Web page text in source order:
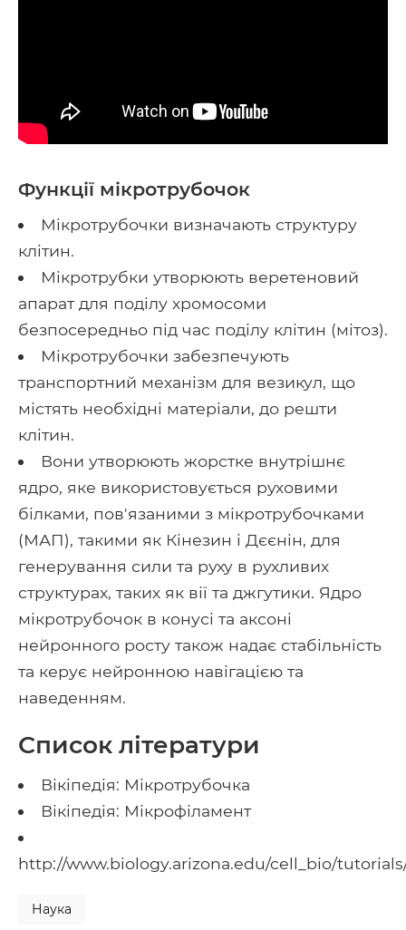
Функції мікротрубочок
Мікротрубочки визначають структуру
клітин.
Мікротрубки утворюють веретеновий
апарат для поділу хромосоми
безпосередньо під час поділу клітин (мітоз).
Мікротрубочки забезпечують
транспортний механізм для везикул, що
містять необхідні матеріали, до решти
клітин.
Вони утворюють жорстке внутрішнє
ядро, яке використовується руховими
білками, пов'язаними з мікротрубочками
(МАП), такими як Кінезин і Дєєнін, для
генерування сили та руху в рухливих
структурах, таких як вії та джгутики. Ядро
мікротрубочок в конусі та аксоні
нейронного росту також надає стабільність
та керує нейронною навігацією та
наведенням.
Список літератури
Вікіпедія: Мікротрубочка
Вікіпедія: Мікрофіламент
http://www.biology.arizona.edu/cell_bio/
Наука